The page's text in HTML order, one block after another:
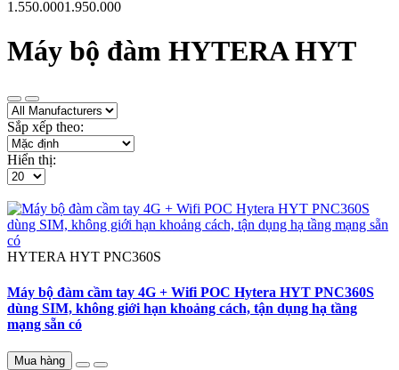
1.550.0001.950.000
Máy bộ đàm HYTERA HYT
Sắp xếp theo:
Hiển thị:
HYTERA HYT PNC360S
Máy bộ đàm cầm tay 4G + Wifi POC Hytera HYT PNC360S
dùng SIM, không giới hạn khoảng cách, tận dụng hạ tầng
mạng sẵn có
Mua hàng